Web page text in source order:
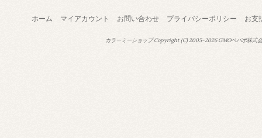
ホーム マイアカウント お問い合わせ プライバシーポリシー お支
カラーミーショップCopyright (C) 2005-2026GMOペパボ株式